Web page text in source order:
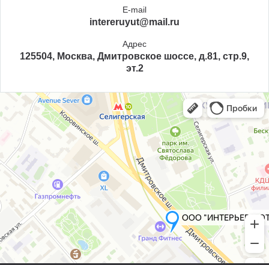
E-mail
intereruyut@mail.ru
Адрес
125504, Москва, Дмитровское шоссе, д.81, стр.9,
эт.2